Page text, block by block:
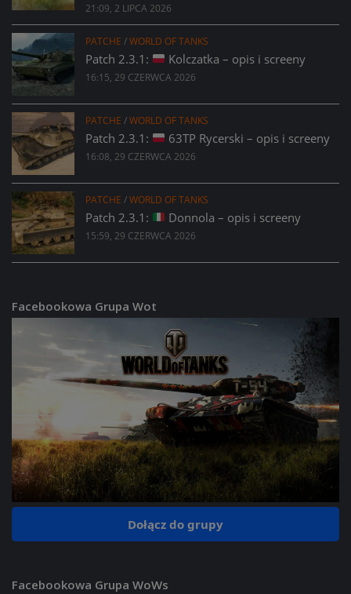
21:09, 2 LIPCA 2026
PATCHE /WORLD OF TANKS
Patch 2.3.1: Kolczatka – opis i screeny
16:15, 29 CZERWCA 2026
PATCHE /WORLD OF TANKS
Patch 2.3.1: 63TP Rycerski – opis i screeny
16:08, 29 CZERWCA 2026
PATCHE /WORLD OF TANKS
Patch 2.3.1: Donnola – opis i screeny
15:59, 29 CZERWCA 2026
Facebookowa Grupa Wot
Dołącz do grupy
Facebookowa Grupa WoWs